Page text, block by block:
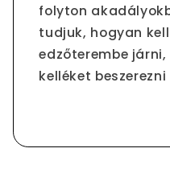
folyton
tudjuk, hogyan
edzőterembe
kelléket beszerezni